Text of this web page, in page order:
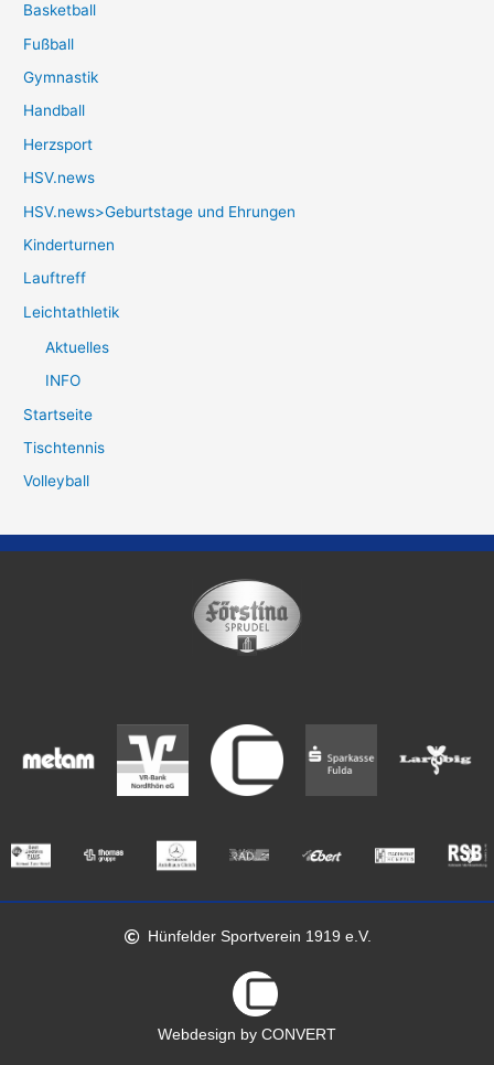
Basketball
Fußball
Gymnastik
Handball
Herzsport
HSV.news
HSV.news>Geburtstage und Ehrungen
Kinderturnen
Lauftreff
Leichtathletik
Aktuelles
INFO
Startseite
Tischtennis
Volleyball
Hünfelder Sportverein 1919 e.V.
Webdesign by CONVERT